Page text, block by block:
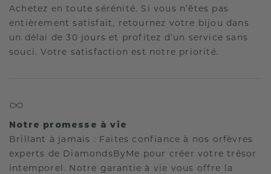
Achetez en toute sérénité. Si vous n’êtes pas
entièrement satisfait, retournez votre bijou dans
un délai de 30 jours et profitez d’un service sans
souci. Votre satisfaction est notre priorité.
Notre promesse à vie
Brillant à jamais : Faites confiance à nos orfèvres
experts de DiamondsByMe pour créer votre trésor
intemporel. Notre garantie à vie vous offre la